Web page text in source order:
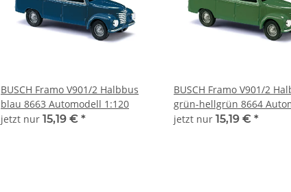
BUSCH Framo V901/2 Halbbus
blau 8663 Automodell 1:120
jetzt nur 15,19 € *
BUSCH Framo V901/2
grün-hellgrün 8664
1:120
jetzt nur 15,19 € *